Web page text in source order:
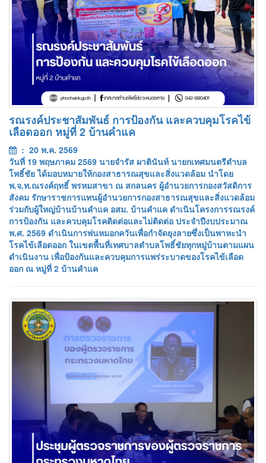
รณรงค์ประชาสัมพันธ์ การป้องกัน และควบคุมโรคไข้
เลือดออก หมู่ที่ 2 บ้านคำแค
: 20 พ.ค. 2569
วันที่ 19 พฤษภาคม 2569 นายจำรัส ผาตินันท์ นายกเทศมนตรีตำบล
โพธิ์ชัย ได้มอบหมายให้กองสาธารณสุขและสิ่งแวดล้อม นำโดย
พ.จ.ท.ณรงค์ฤทธิ์ พรหมสาขา ณ สกลนคร ผู้อำนวยการกองสวัสดิการ
สังคม รักษาราชการแทนผู้อำนวยการกองสาธารณสุขและสิ่งแวดล้อม
ร่วมกับผู้ใหญ่บ้านบ้านคำแค อสม. บ้านคำแค ดำเนินโครงการรณรงค์
การป้องกัน และควบคุมโรคติดต่อและไม่ติดต่อ ประจำปีงบประมาณ
พ.ศ. 2569 ดำเนินการพ่นหมอกควันเพื่อกำจัดยุงลายซึ่งเป็นพาหะนำ
โรคไข้เลือดออก ในเขตพื้นที่เทศบาลตำบลโพธิ์ชัยทุกหมู่บ้านตามแผน
ดำเนินงาน เพื่อป้องกันและควบคุมการแพร่ระบาดของโรคไข้เลือด
ออก ณ หมู่ที่ 2 บ้านคำแค